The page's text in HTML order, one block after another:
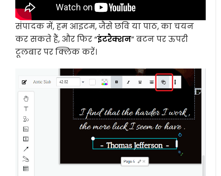
संपादक में, हम आइटम, जैसे छवि या पाठ, का चयन
कर सकते हैं, और फिर “इंटरैक्शन” बटन पर ऊपरी
टूलबार पर क्लिक करें।